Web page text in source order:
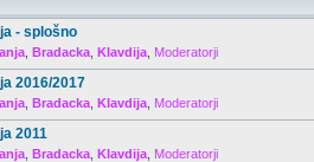
- splošno
Bradacka Klavdija Moderatorji
2016/2017
Bradacka Klavdija Moderatorji
2011
Bradacka Klavdija Moderatorji